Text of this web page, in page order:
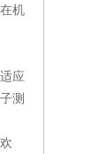
机
应
测